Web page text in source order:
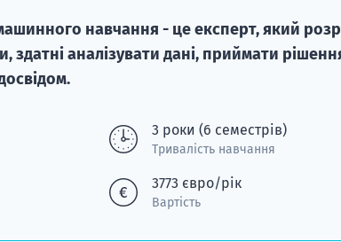
навчання - це експерт, який
здатні аналізувати дані, приймати
3 роки (6 семестрів)
Тривалість навчання
3773 євро/рік
Вартість